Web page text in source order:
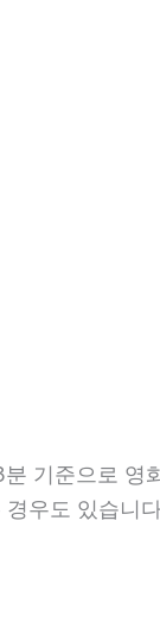
기준으로 영
우도 있습니